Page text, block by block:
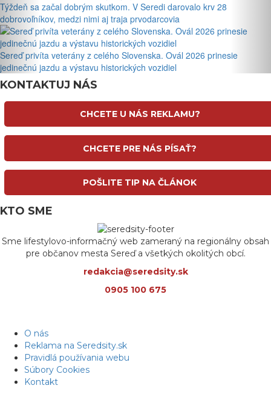
Týždeň sa začal dobrým skutkom. V Seredi darovalo krv 28
dobrovoľníkov, medzi nimi aj traja prvodarcovia
Sereď privíta veterány z celého Slovenska. Ovál 2026 prinesie
jedinečnú jazdu a výstavu historických vozidiel
KONTAKTUJ NÁS
CHCETE U NÁS REKLAMU?
CHCETE PRE NÁS PÍSAŤ?
POŠLITE TIP NA ČLÁNOK
KTO SME
Sme lifestylovo-informačný web zameraný na regionálny obsah
pre občanov mesta Sereď a všetkých okolitých obcí.
redakcia@seredsity.sk
0905 100 675
O nás
Reklama na Seredsity.sk
Pravidlá používania webu
Súbory Cookies
Kontakt